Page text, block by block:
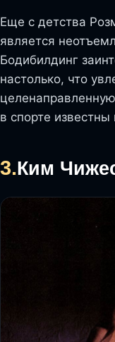
Еще с детства
является
Бодибилдинг
настолько, что
в спорте
3.Ким